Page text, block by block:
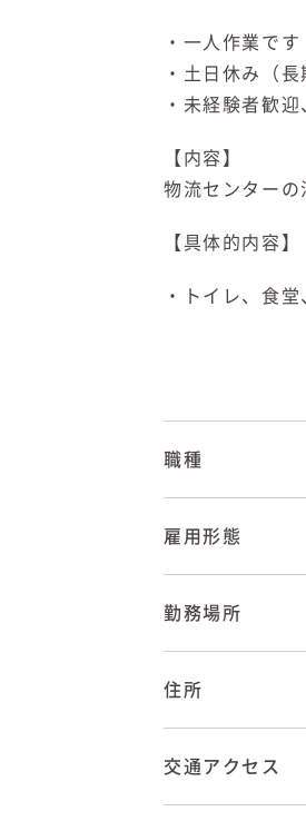
・一人作業です
・土日休み（長
・未経験者歓
【 内容】
物流センターの
【具体的内容】
・トイレ、食
職種
雇用形態
勤務場所
住所
交通アクセス